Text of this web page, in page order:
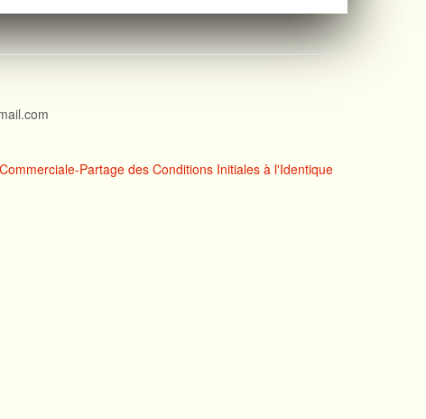
Partage des Conditions Initiales à l'Identique